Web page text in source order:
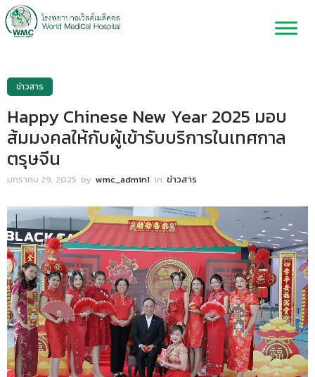
ข่าวสาร
Happy Chinese New Year 2025 มอบ
ส้มมงคลให้กับผู้เข้ารับบริการในเทศกาล
ตรุษจีน
มกราคม 29, 2025 by wmc_admin1 in ข่าวสาร